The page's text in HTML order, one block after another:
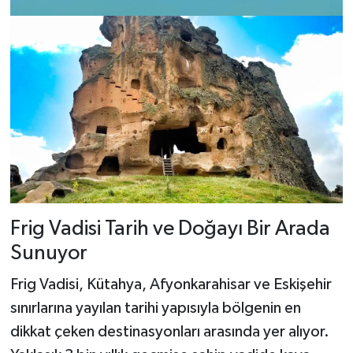
Frig Vadisi Tarih ve Doğayı Bir Arada
Sunuyor
Frig Vadisi, Kütahya, Afyonkarahisar ve Eskişehir
sınırlarına yayılan tarihi yapısıyla bölgenin en
dikkat çeken destinasyonları arasında yer alıyor.